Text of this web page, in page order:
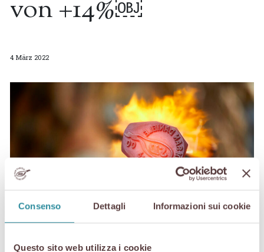
Consenso Dettagli Informazioni sui cookie
Questo sito web utilizza i cookie
von +14%￼
4 März 2022